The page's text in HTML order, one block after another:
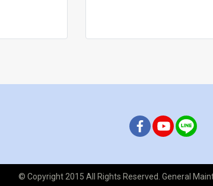
© Copyright 2015 All Rights Reserved. General